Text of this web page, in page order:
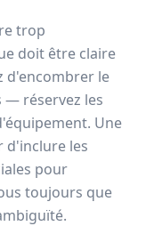
trop
doit être claire
d'encombrer le
— réservez les
Une
d'inclure les
pour
toujours que